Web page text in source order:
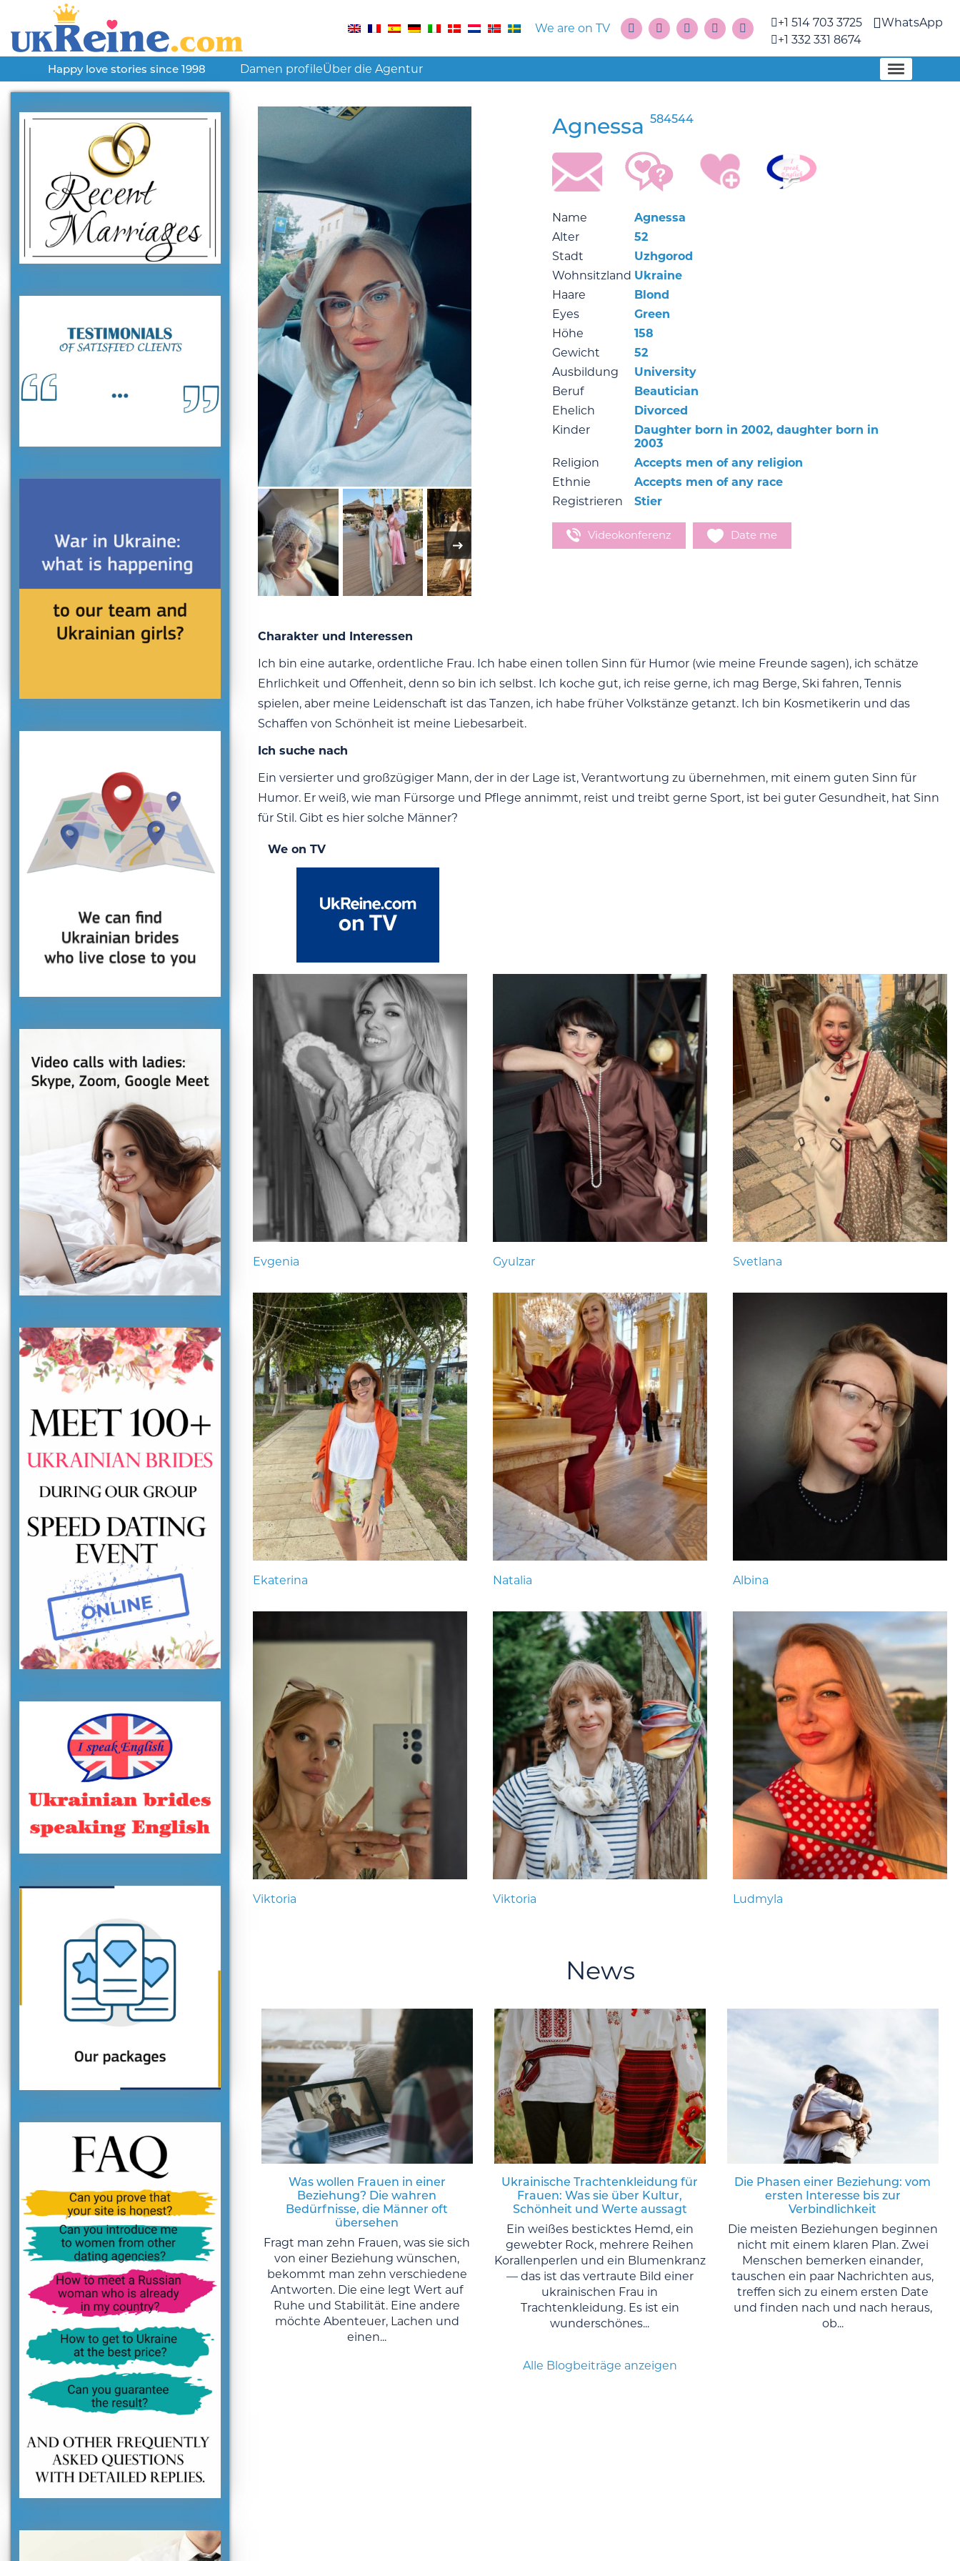
We are on TV
+1 514 703 3725
+1 332 331 8674
WhatsApp
Happy love stories since 1998 Damen profileÜber die Agentur
Agnessa 584544
Name
Agnessa
Alter
52
Stadt
Uzhgorod
Wohnsitzland Ukraine
Haare
Blond
Eyes
Green
Höhe
158
Gewicht
52
Ausbildung
University
Beruf
Beautician
Ehelich
Divorced
Kinder
Daughter born in 2002, daughter born in
2003
Religion
Accepts men of any religion
Ethnie
Accepts men of any race
Registrieren
Stier
Videokonferenz Date me
Charakter und Interessen
Ich bin eine autarke, ordentliche Frau. Ich habe einen tollen Sinn für Humor (wie meine Freunde sagen), ich schätze
Ehrlichkeit und Offenheit, denn so bin ich selbst. Ich koche gut, ich reise gerne, ich mag Berge, Ski fahren, Tennis
spielen, aber meine Leidenschaft ist das Tanzen, ich habe früher Volkstänze getanzt. Ich bin Kosmetikerin und das
Schaffen von Schönheit ist meine Liebesarbeit.
Ich suche nach
Ein versierter und großzügiger Mann, der in der Lage ist, Verantwortung zu übernehmen, mit einem guten Sinn für
Humor. Er weiß, wie man Fürsorge und Pflege annimmt, reist und treibt gerne Sport, ist bei guter Gesundheit, hat Sinn
für Stil. Gibt es hier solche Männer?
We on TV
Evgenia Gyulzar Svetlana
Ekaterina Natalia Albina
Viktoria Viktoria Ludmyla
News
Was wollen Frauen in einer
Beziehung? Die wahren
Bedürfnisse, die Männer oft
übersehen
Fragt man zehn Frauen, was sie sich
von einer Beziehung wünschen,
bekommt man zehn verschiedene
Antworten. Die eine legt Wert auf
Ruhe und Stabilität. Eine andere
möchte Abenteuer, Lachen und
einen...
Ukrainische Trachtenkleidung für
Frauen: Was sie über Kultur,
Schönheit und Werte aussagt
Ein weißes besticktes Hemd, ein
gewebter Rock, mehrere Reihen
Korallenperlen und ein Blumenkranz
— das ist das vertraute Bild einer
ukrainischen Frau in
Trachtenkleidung. Es ist ein
wunderschönes...
Die Phasen einer Beziehung: vom
ersten Interesse bis zur
Verbindlichkeit
Die meisten Beziehungen beginnen
nicht mit einem klaren Plan. Zwei
Menschen bemerken einander,
tauschen ein paar Nachrichten aus,
treffen sich zu einem ersten Date
und finden nach und nach heraus,
ob...
Alle Blogbeiträge anzeigen